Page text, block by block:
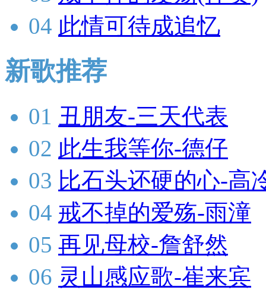
04 此情可待成追忆
新歌推荐
01 丑朋友-三天代表
02 此生我等你-德仔
03 比石头还硬的心-高
04 戒不掉的爱殇-雨潼
05 再见母校-詹舒然
06 灵山感应歌-崔来宾